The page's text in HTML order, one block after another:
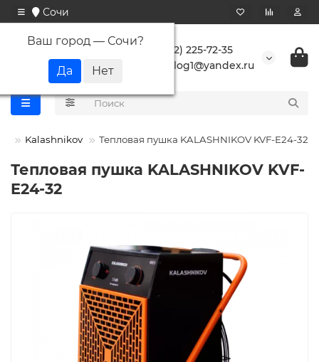
Сочи
Ваш город — Сочи?
+7 (862) 225-72-35
buranlog1@yandex.ru
Kalashnikov Тепловая пушка KALASHNIKOV KVF-E24-32
Тепловая пушка KALASHNIKOV KVF-
E24-32